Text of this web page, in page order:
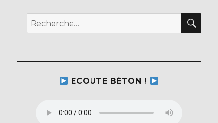
Recherche
pour :
ECOUTE BÉTON !